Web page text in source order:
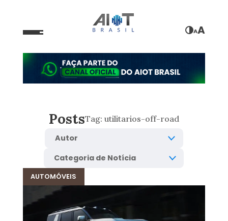
AA
PostsTag: utilitarios-off-road
AUTOMÓVEIS